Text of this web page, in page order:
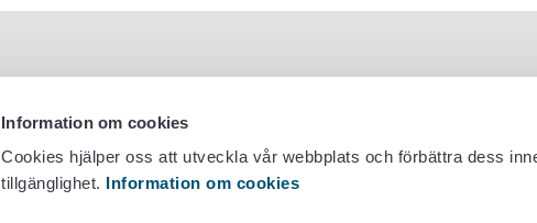
Information om cookies
Cookies hjälper oss att utveckla vår webbplats och förbättra dess
tillgänglighet. Information om cookies